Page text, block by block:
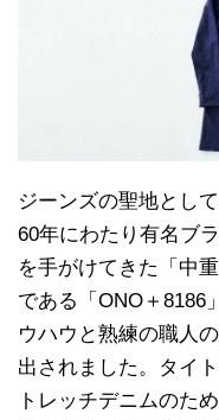
ジーンズの聖地とし
60年にわたり有名ブ
を手がけてきた「中
である「ONO＋8186
ウハウと熟練の職人
出されました。タイ
トレッチデニムのた